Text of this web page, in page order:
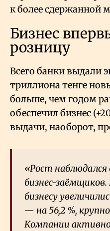
к более сдержанной
Бизнес
розницу
Всего банки выдали
триллиона тенге
больше, чем годом
обеспечил бизнес
выдачи, наоборот,
«Рост наблюдался
бизнес-
бизнесу
— на 56,2 %,
Компании